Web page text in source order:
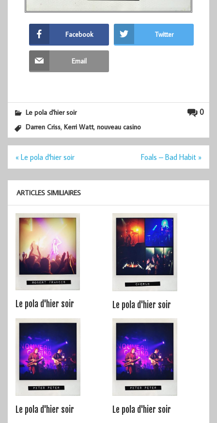
Facebook Twitter
Email
0
Le pola d'hier soir
Darren Criss,Kerri Watt,nouveau casino
Navigation
l’article
« Le pola d'hier soir Foals – Bad Habit »
ARTICLES SIMILIAIRES
Le pola d'hier soir Le pola d'hier soir
Le pola d'hier soir Le pola d'hier soir